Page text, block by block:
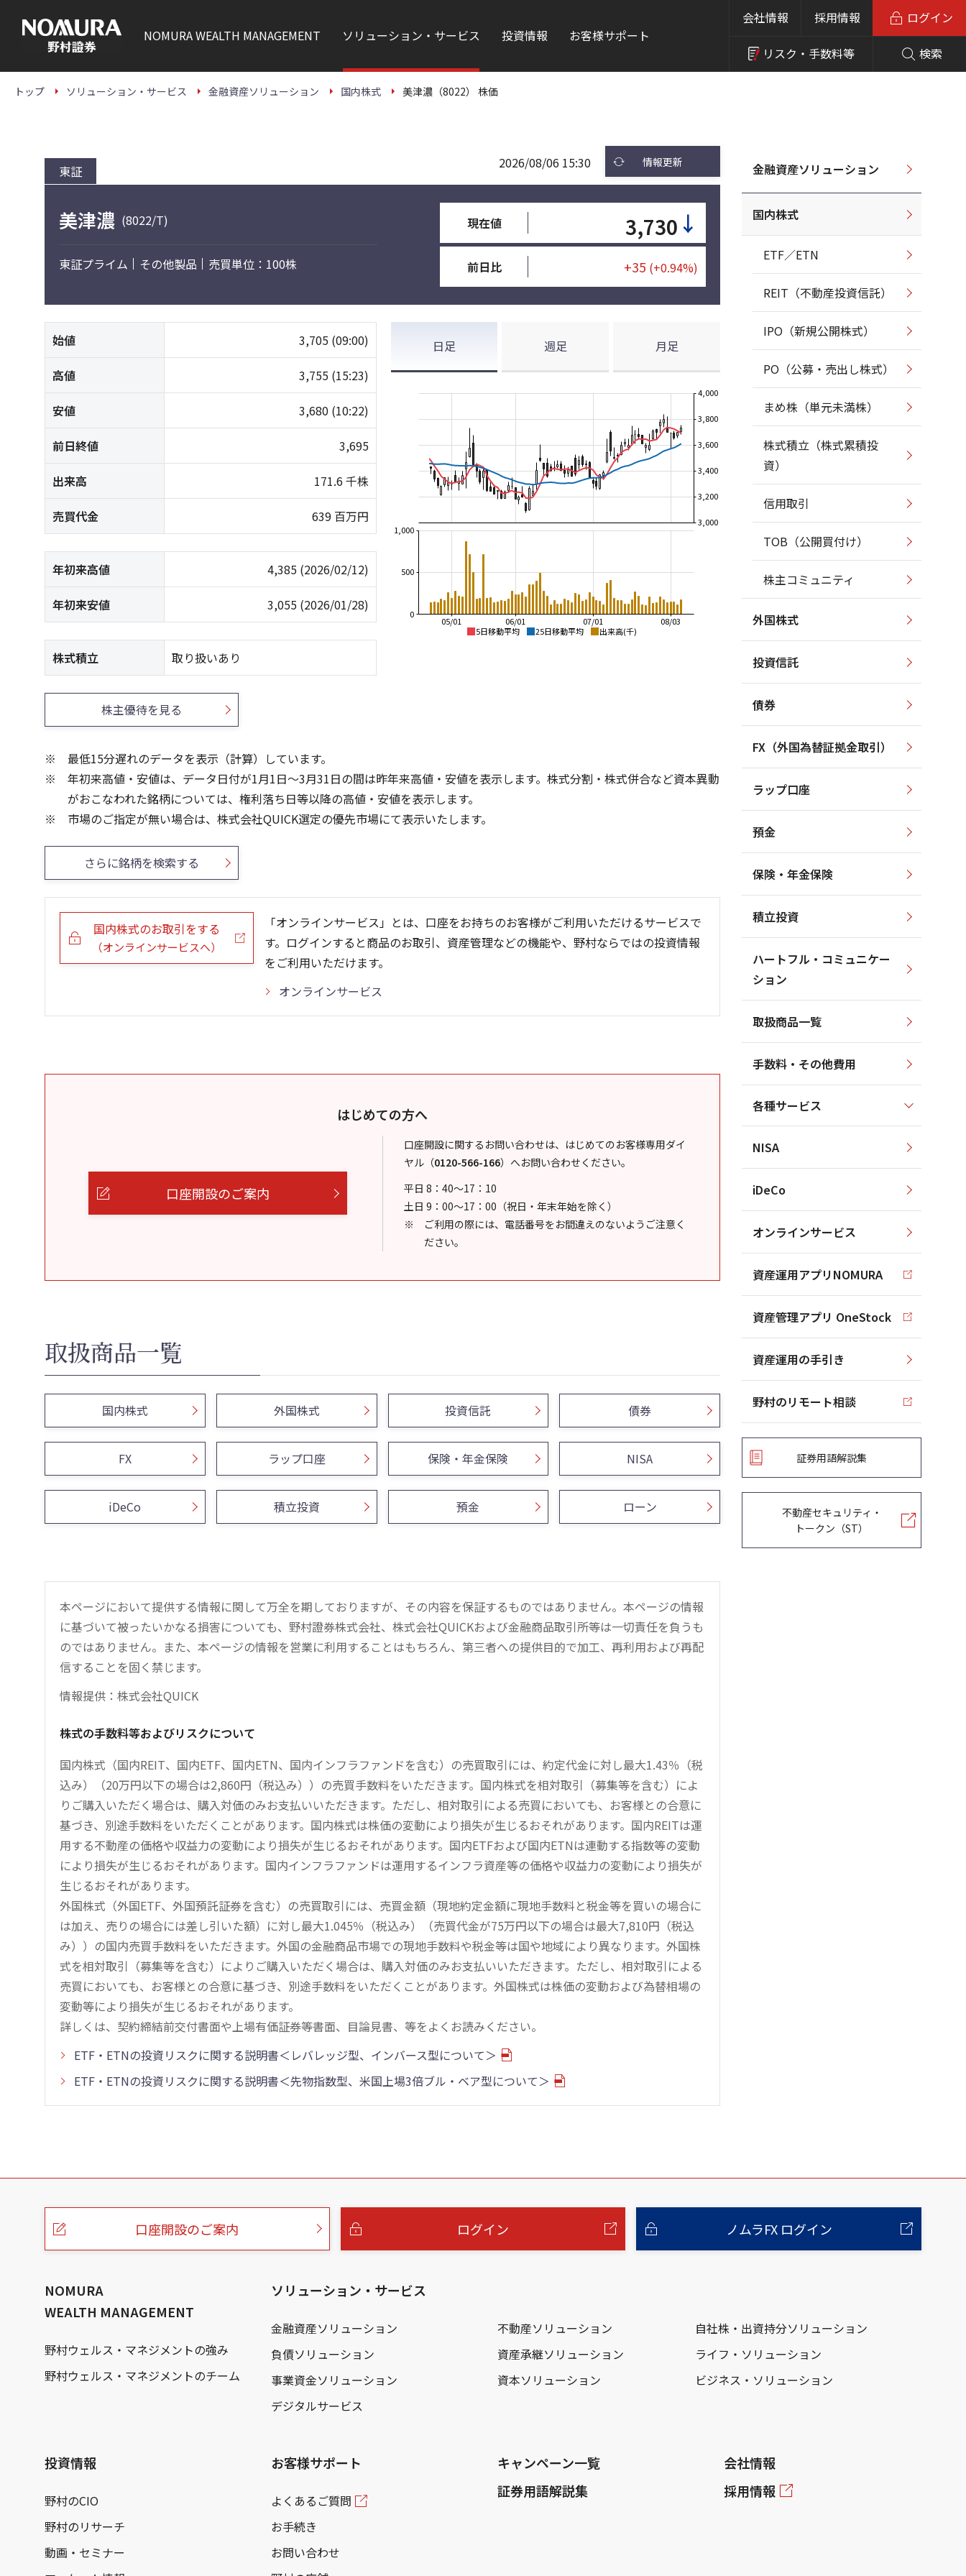
本
NOMURAWEALTH MANAGEMENT ソリューション・サービス 投資情報 お客様サポート
会社情報 採用情報
リスク・ 手数料等 検索
ログイン
トップ ソリューション・サービス 金融資産ソリューション 国内株式 美津濃（8022） 株価
東証 2026/08/06 15:30 情報更新
美津濃 (8022/T)
東証プライム その他製品 売買単位：100株
現在値 3,730 ↓
前日比 +35 (+0.94%)
始値 3,705 (09:00)
高値 3,755 (15:23)
安値 3,680 (10:22)
前日終値 3,695
出来高 171.6 千株
売買代金 639 百万円
年初来高値 4,385 (2026/02/12)
年初来安値 3,055 (2026/01/28)
株式積立 取り扱いあり
日足 週足 月足
5日移動平均 25日移動平均 出来高(千)
08/03
07/01
06/01
05/01
3,000
3,200
3,400
3,600
3,800
4,000
0
500
1,000
13週移動平均 26週移動平均 出来高(千)
600
800
5ヶ月移動平均 25ヶ月移動平均 出来高(千)
1,000
株主優待を見る
最低15分遅れのデータを表示（計算）しています。
年初来高値・安値は、データ日付が1月1日～3月31日の間は昨年来高値・安値を表示します。株式分割・株式併合など資本異動
がおこなわれた銘柄については、権利落ち日等以降の高値・安値を表示します。
市場のご指定が無い場合は、株式会社QUICK選定の優先市場にて表示いたします。
さらに銘柄を検索する
国内株式のお取引をする
（オンラインサービスへ）
「オンラインサービス」とは、口座をお持ちのお客様がご利用いただけるサービスで
す。ログインすると商品のお取引、資産管理などの機能や、野村ならではの投資情報
をご利用いただけます。
オンラインサービス
はじめての方へ
口座開設のご案内
口座開設に関するお問い合わせは、はじめてのお客様専用ダイ
ヤル （0120-566-166） へお問い合わせください。
平日 8：40～17：10
土日 9：00～17：00（祝日・年末年始を除く）
ご利用の際には、電話番号をお間違えのないようご注意く
ださい。
取扱商品一覧
国内株式 外国株式 投資信託 債券
FX ラップ口座 保険・年金保険 NISA
iDeCo 積立投資 預金 ローン
本ページにおいて提供する情報に関して万全を期しておりますが、その内容を保証するものではありません。本ページの情報
に基づいて被ったいかなる損害についても、野村證券株式会社、株式会社QUICKおよび金融商品取引所等は一切責任を負うも
のではありません。また、本ページの情報を営業に利用することはもちろん、第三者への提供目的で加工、再利用および再配
信することを固く禁じます。
情報提供：株式会社QUICK
株式の手数料等およびリスクについて
国内株式（国内REIT、国内ETF、国内ETN、国内インフラファンドを含む）の売買取引には、約定代金に対し最大1.43％（税
込み）（20万円以下の場合は2,860円（税込み））の売買手数料をいただきます。国内株式を相対取引（募集等を含む）によ
りご購入いただく場合は、購入対価のみお支払いいただきます。ただし、相対取引による売買においても、お客様との合意に
基づき、別途手数料をいただくことがあります。国内株式は株価の変動により損失が生じるおそれがあります。国内REITは運
用する不動産の価格や収益力の変動により損失が生じるおそれがあります。国内ETFおよび国内ETNは連動する指数等の変動
により損失が生じるおそれがあります。国内インフラファンドは運用するインフラ資産等の価格や収益力の変動により損失が
生じるおそれがあります。
外国株式（外国ETF、外国預託証券を含む）の売買取引には、売買金額（現地約定金額に現地手数料と税金等を買いの場合に
は加え、売りの場合には差し引いた額）に対し最大1.045％（税込み）（売買代金が75万円以下の場合は最大7,810円（税込
み））の国内売買手数料をいただきます。外国の金融商品市場での現地手数料や税金等は国や地域により異なります。外国株
式を相対取引（募集等を含む）によりご購入いただく場合は、購入対価のみお支払いいただきます。ただし、相対取引による
売買においても、お客様との合意に基づき、別途手数料をいただくことがあります。外国株式は株価の変動および為替相場の
変動等により損失が生じるおそれがあります。
詳しくは、契約締結前交付書面や上場有価証券等書面、目論見書、等をよくお読みください。
ETF・ETNの投資リスクに関する説明書＜レバレッジ型、インバース型について＞
ETF・ETNの投資リスクに関する説明書＜先物指数型、米国上場3倍ブル・ベア型について＞
金融資産ソリューション
国内株式
ETF／ETN
REIT（不動産投資信託）
IPO（新規公開株式）
PO（公募・売出し株式）
まめ株（単元未満株）
株式積立（株式累積投
資）
信用取引
TOB（公開買付け）
株主コミュニティ
外国株式
投資信託
債券
FX（外国為替証拠金取引）
ラップ口座
預金
保険・年金保険
積立投資
ハートフル・コミュニケー
ション
取扱商品一覧
手数料・その他費用
各種サービス
NISA
iDeCo
オンラインサービス
資産運用アプリNOMURA
資産管理アプリ OneStock
資産運用の手引き
野村のリモート相談
証券用語解説集
不動産セキュリティ・
トークン（ST）
こ
口座開設のご案内 ログイン ノムラFX ログイン
NOMURA
WEALTH MANAGEMENT
野村ウェルス・マネジメントの強み
野村ウェルス・マネジメントのチーム
ソリューション・サービス
金融資産ソリューション 不動産ソリューション
自社株・出資持分ソリューション
負債ソリューション
資産承継ソリューション
ライフ・ソリューション
事業資金ソリューション
資本ソリューション
ビジネス・ソリューション
デジタルサービス
投資情報
野村のCIO
野村のリサーチ
動画・セミナー
お客様サポート
よくあるご質問
お手続き
お問い合わせ
キャンペーン一覧
証券用語解説集
会社情報
採用情報